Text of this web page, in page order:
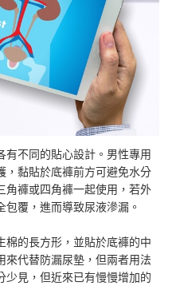
有不同的貼心設計。男性專用
，黏貼於底褲前方可避免水分
角褲或四角褲一起使用，若外
覆，進而導致尿液滲漏。
棉的長方形，並貼於底褲的中
來代替防漏尿墊，但兩者用法
少見，但近來已有慢慢增加的